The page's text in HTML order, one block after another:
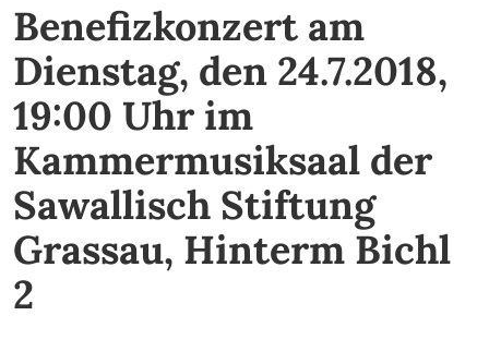
Benefizkonzert am
Dienstag, den 24.7.2018,
19:00 Uhr im
Kammermusiksaal der
Sawallisch Stiftung
Grassau, Hinterm Bichl
2‍